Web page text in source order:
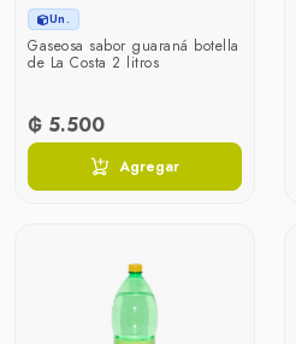
Un.
Gaseosa sabor guaraná botella
de La Costa 2 litros
₲ 5.500
Agregar